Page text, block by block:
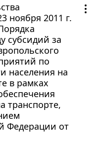
ноября 2011 г.
субсидий за
по
населения на
в рамках
транспорте,
Федерации от